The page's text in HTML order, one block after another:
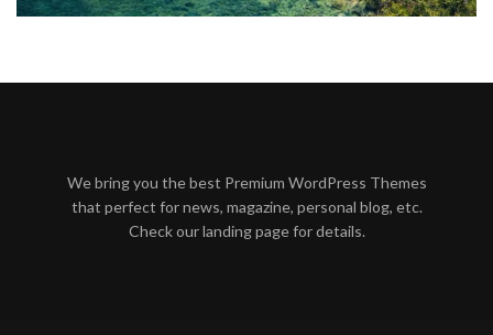
We bring you the best Premium WordPress Themes
that perfect for news, magazine, personal blog, etc.
Check our landing page for details.